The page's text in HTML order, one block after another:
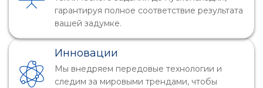
гарантируя полное соответствие результата
вашей задумке.
Инновации
Мы внедряем передовые технологии и
следим за мировыми трендами, чтобы